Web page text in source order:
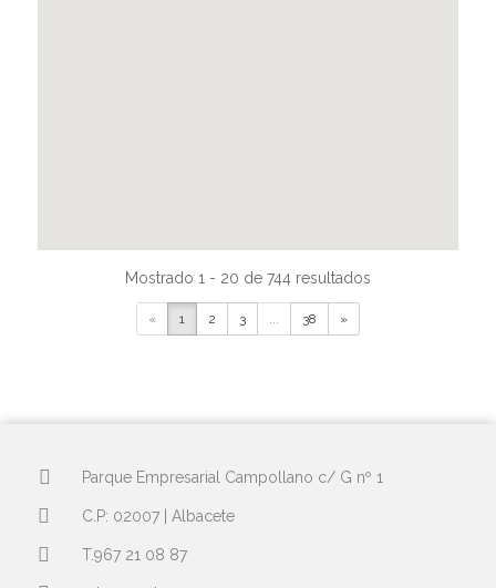
Mostrado 1 - 20 de 744 resultados
« 1 2 3 ... 38 »
Parque Empresarial Campollano c/ G nº 1
C.P: 02007 | Albacete
T.967 21 08 87